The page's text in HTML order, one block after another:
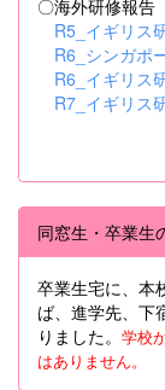
〇海外研修報告
R5_イギリス
R6_シンガポ
R6_イギリス
R7_イギリス
同窓生・卒業生
卒業生宅に、本
ば、進学先、
りました。 学校
はありません。